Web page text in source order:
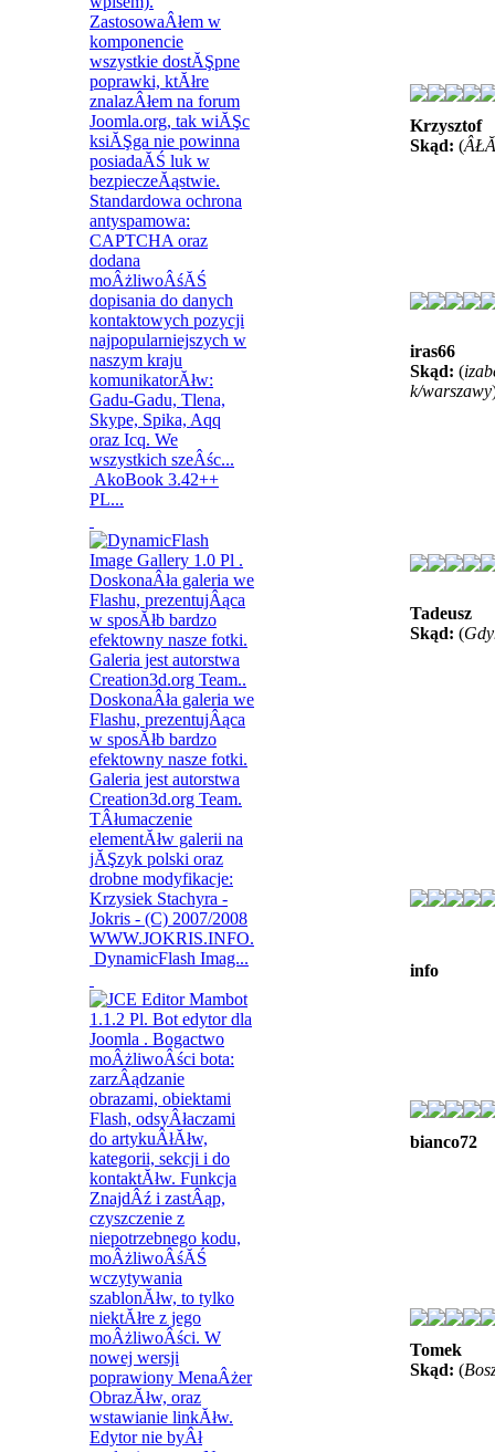
AkoBook 3.42++
PL...
DynamicFlash Imag...
Krzysztof
Skąd: (
iras66
Skąd: (
k/warszawy
Tadeusz
Skąd: (
info
bianco72
Tomek
Skąd: (